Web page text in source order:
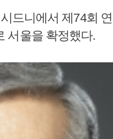
드니에서 제74회
서울을 확정했다.